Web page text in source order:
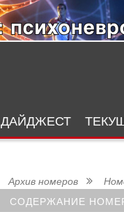
ДАЙДЖЕСТ
Архив номеров
СОДЕРЖАНИЕ